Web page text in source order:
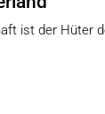
ist der Hüter